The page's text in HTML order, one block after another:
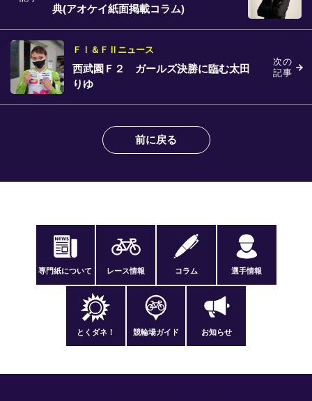
典(アオケイ紙面掲載コラム)
次の
記事
ＦⅠ＆ＦⅡニュース
西武園Ｆ２ ガールズ決勝に臨む太田
りゆ
前に戻る
専門紙について レース情報 コラム 選手情報
とくダネ！ 競輪場ガイド お知らせ